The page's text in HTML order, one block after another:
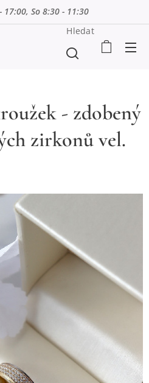
17:00, So 8:30 - 11:30
Hledat
- zdobený
zirkonů vel.